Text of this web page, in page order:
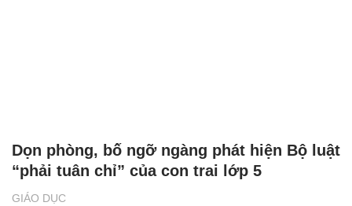
GIÁO DỤC
Dọn phòng, bố ngỡ ngàng phát hiện Bộ luật
“phải tuân chỉ” của con trai lớp 5